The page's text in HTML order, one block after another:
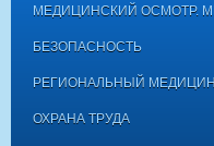
МЕДИЦИНСКИЙ ОСМОТР.
БЕЗОПАСНОСТЬ
РЕГИОНАЛЬНЫЙ
ОХРАНА ТРУДА